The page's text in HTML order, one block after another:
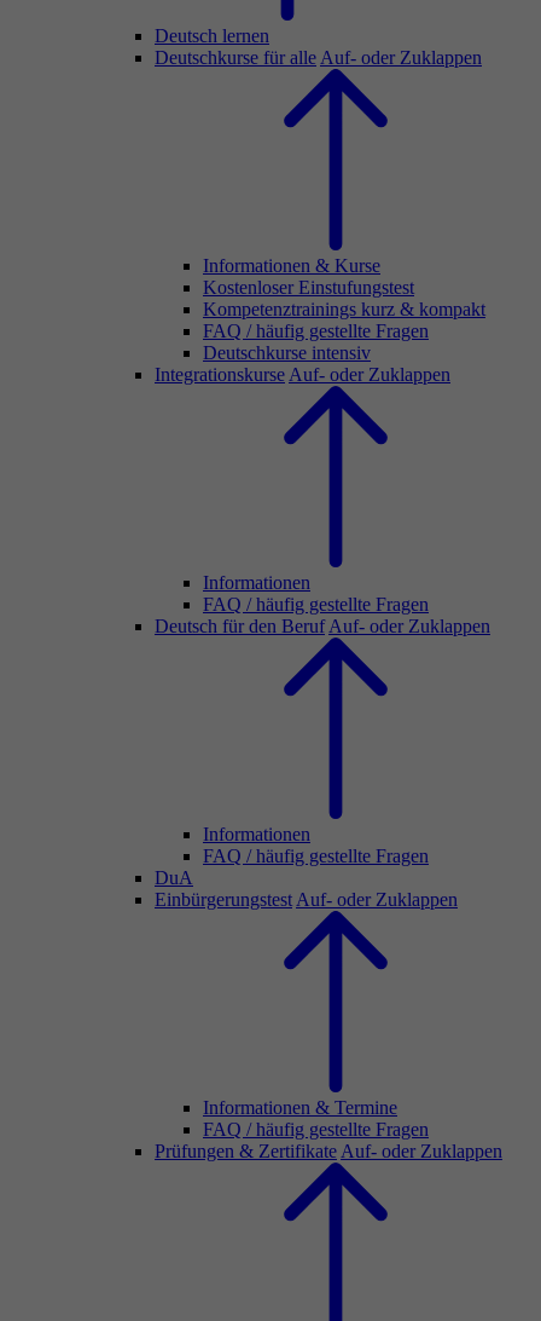
Deutsch lernen
Deutschkurse für alle Auf- oder Zuklappen
Informationen & Kurse
Kostenloser Einstufungstest
Kompetenztrainings kurz & kompakt
FAQ / häufig gestellte Fragen
Deutschkurse intensiv
Integrationskurse Auf- oder Zuklappen
Informationen
FAQ / häufig gestellte Fragen
Deutsch für den Beruf Auf- oder Zuklappen
Informationen
FAQ / häufig gestellte Fragen
DuA
Einbürgerungstest Auf- oder Zuklappen
Informationen & Termine
FAQ / häufig gestellte Fragen
Prüfungen & Zertifikate Auf- oder Zuklappen